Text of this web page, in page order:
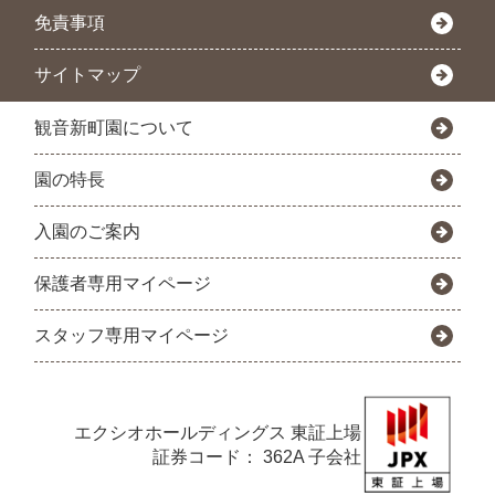
免責事項
サイトマップ
観音新町園について
園の特長
入園のご案内
保護者専用マイページ
スタッフ専用マイページ
エクシオホールディングス 東証上場
証券コード： 362A 子会社